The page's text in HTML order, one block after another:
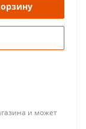
и может